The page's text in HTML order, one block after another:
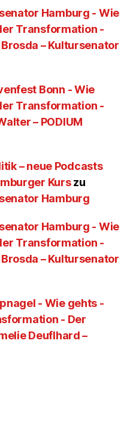
Hamburg - Wie
Transformation -
– Kultursenator
Bonn - Wie
Transformation -
– PODIUM
– neue Podcasts
Kurszu
Hamburg
Hamburg - Wie
Transformation -
– Kultursenator
- Wie gehts -
- Der
Deuflhard –